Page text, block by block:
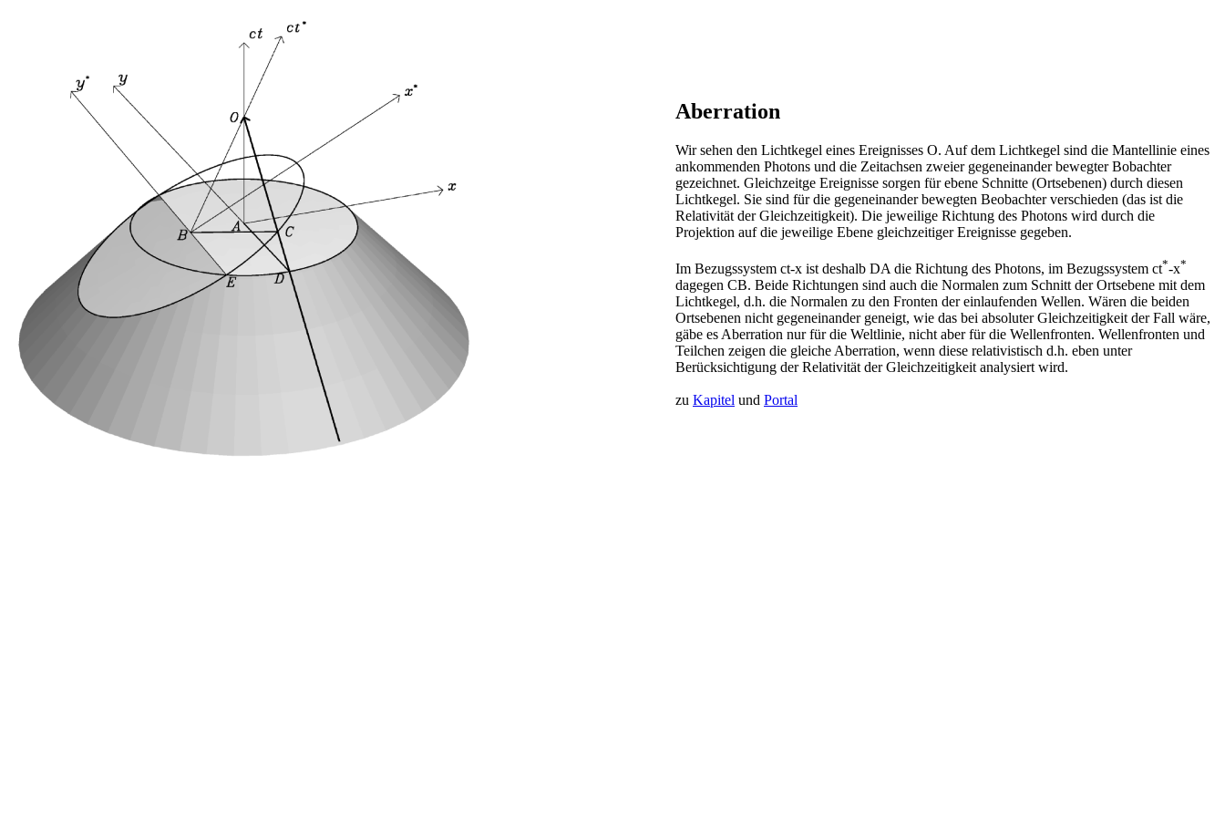
Aberration
Wir sehen den Lichtkegel eines Ereignisses O. Auf dem Lichtkegel sind die Mantellinie eines
ankommenden Photons und die Zeitachsen zweier gegeneinander bewegter Bobachter
gezeichnet. Gleichzeitge Ereignisse sorgen für ebene Schnitte (Ortsebenen) durch diesen
Lichtkegel. Sie sind für die gegeneinander bewegten Beobachter verschieden (das ist die
Relativität der Gleichzeitigkeit). Die jeweilige Richtung des Photons wird durch die
Projektion auf die jeweilige Ebene gleichzeitiger Ereignisse gegeben.
Im Bezugssystem ct-x ist deshalb DA die Richtung des Photons, im Bezugssystem ct*-x*
dagegen CB. Beide Richtungen sind auch die Normalen zum Schnitt der Ortsebene mit dem
Lichtkegel, d.h. die Normalen zu den Fronten der einlaufenden Wellen. Wären die beiden
Ortsebenen nicht gegeneinander geneigt, wie das bei absoluter Gleichzeitigkeit der Fall wäre,
gäbe es Aberration nur für die Weltlinie, nicht aber für die Wellenfronten. Wellenfronten und
Teilchen zeigen die gleiche Aberration, wenn diese relativistisch d.h. eben unter
Berücksichtigung der Relativität der Gleichzeitigkeit analysiert wird.
zu Kapitel und Portal